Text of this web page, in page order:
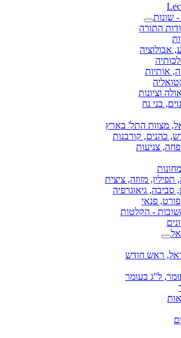
שונות
התורה
אבולוציה
אותיות
וציונות
בני נח
מצוות התל' בארץ
כהנים, קורבנות
צניעות
מזוזה, ציצית
סביבה, גיאוגרפיה
פנאי
- הקלטות
ראש חודש
ל"ג בעומר